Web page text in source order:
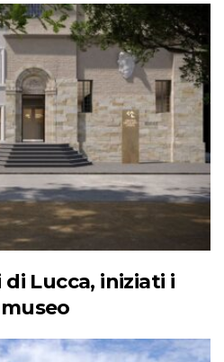
Lucca, iniziati i